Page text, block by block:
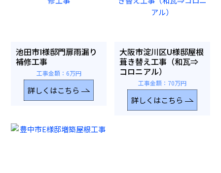
池田市I様邸門扉雨漏り
補修工事
工事金額：6万円
詳しくはこちら
大阪市淀川区U様邸屋根
葺き替え工事（和瓦⇒
コロニアル）
工事金額：70万円
詳しくはこちら